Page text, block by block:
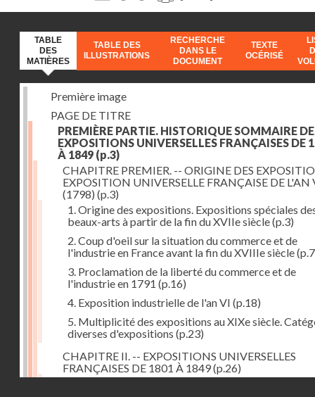
TABLE
DES
MATIÈRES
TABLE DES
ILLUSTRATIONS
RECHERCHE
DANS LE
DOCUMENT
TEXTE
OCÉRISÉ
Première image
PAGE DE TITRE
PREMIÈRE PARTIE. HISTORIQUE SOMMAIRE
EXPOSITIONS UNIVERSELLES FRANÇAISES DE
À 1849 (p.3)
CHAPITRE PREMIER. -- ORIGINE DES
EXPOSITION UNIVERSELLE FRANÇAISE DE L'AN
(1798) (p.3)
1. Origine des expositions. Expositions spéciales
beaux-arts à partir de la fin du XVIIe siècle(p.3)
2. Coup d'oeil sur la situation du commerce et de
l'industrie en France avant la fin du XVIIIe siècle
3. Proclamation de la liberté du commerce et de
l'industrie en 1791 (p.16)
4. Exposition industrielle de l'an VI (p.18)
5. Multiplicité des expositions au XIXe siècle.
diverses d'expositions (p.23)
CHAPITRE II. -- EXPOSITIONS UNIVERSELLES
FRANÇAISES DE 1801 À 1849(p.26)